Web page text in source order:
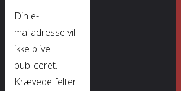
Din e-
mailadresse vil
ikke blive
publiceret.
Krævede felter